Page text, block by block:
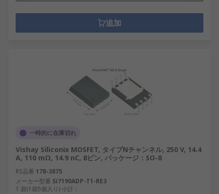
追加
一時的に在庫切れ
Vishay Siliconix MOSFET, タイプNチャンネル, 250 V, 14.4
A, 110 mΩ, 14.9 nC, 8ピン, パッケージ：SO-8
RS品番 178-3875
メーカー型番 Si7190ADP-T1-RE3
1 袋(1袋5個入り) 小計：